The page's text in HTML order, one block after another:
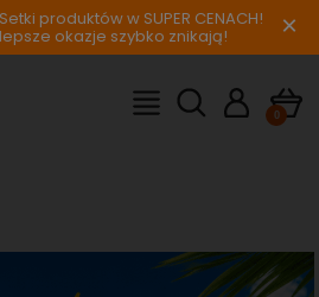
Setki produktów w SUPER CENACH!
okazje szybko znikają! ×